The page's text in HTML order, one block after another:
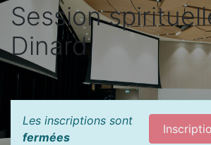
Session
Dinard
Les inscriptions sont
fermées